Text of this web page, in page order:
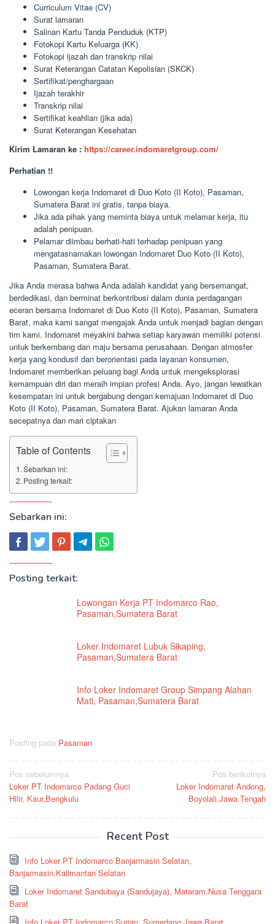
Curriculum Vitae (CV)
Surat lamaran
Salinan Kartu Tanda Penduduk (KTP)
Fotokopi Kartu Keluarga (KK)
Fotokopi ijazah dan transkrip nilai
Surat Keterangan Catatan Kepolisian (SKCK)
Sertifikat/penghargaan
Ijazah terakhir
Transkrip nilai
Sertifikat keahlian (jika ada)
Surat Keterangan Kesehatan
Kirim Lamaran ke : https://career.indomaretgroup.com/
Perhatian !!
Lowongan kerja Indomaret di Duo Koto (II Koto), Pasaman,
Sumatera Barat ini gratis, tanpa biaya.
Jika ada pihak yang meminta biaya untuk melamar kerja, itu
adalah penipuan.
Pelamar diimbau berhati-hati terhadap penipuan yang
mengatasnamakan lowongan Indomaret Duo Koto (II Koto),
Pasaman, Sumatera Barat.
Jika Anda merasa bahwa Anda adalah kandidat yang bersemangat,
berdedikasi, dan berminat berkontribusi dalam dunia perdagangan
eceran bersama Indomaret di Duo Koto (II Koto), Pasaman, Sumatera
Barat, maka kami sangat mengajak Anda untuk menjadi bagian dengan
tim kami. Indomaret meyakini bahwa setiap karyawan memiliki potensi
untuk berkembang dan maju bersama perusahaan. Dengan atmosfer
kerja yang kondusif dan berorientasi pada layanan konsumen,
Indomaret memberikan peluang bagi Anda untuk mengeksplorasi
kemampuan diri dan meraih impian profesi Anda. Ayo, jangan lewatkan
kesempatan ini untuk bergabung dengan kemajuan Indomaret di Duo
Koto (II Koto), Pasaman, Sumatera Barat. Ajukan lamaran Anda
secepatnya dan mari ciptakan
Table of Contents
Sebarkan ini:
Posting terkait:
Sebarkan ini:
Posting terkait:
Lowongan Kerja PT Indomarco Rao,
Pasaman,Sumatera Barat
Loker Indomaret Lubuk Sikaping,
Pasaman,Sumatera Barat
Info Loker Indomaret Group Simpang Alahan
Mati, Pasaman,Sumatera Barat
Posting pada Pasaman
Navigasi
pos
Pos sebelumnya
Loker PT Indomarco Padang Guci
Hilir, Kaur,Bengkulu
Pos berikutnya
Loker Indomaret Andong,
Boyolali,Jawa Tengah
Recent Post
Info Loker PT Indomarco Banjarmasin Selatan,
Banjarmasin,Kalimantan Selatan
Loker Indomaret Sandubaya (Sandujaya), Mataram,Nusa Tenggara
Barat